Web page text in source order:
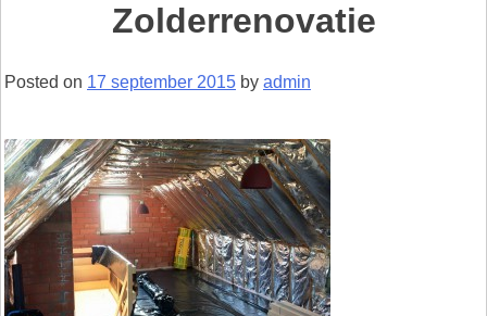
Zolderrenovatie
Posted on 17 september 2015 by admin